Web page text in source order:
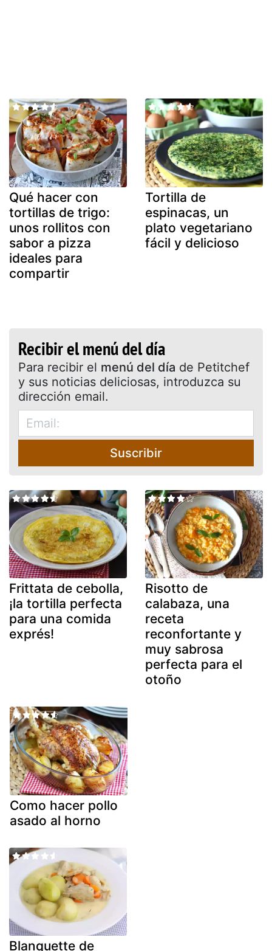
Qué hacer con
tortillas de trigo:
unos rollitos con
sabor a pizza
ideales para
compartir
Tortilla de
espinacas, un
plato vegetariano
fácil y delicioso
Recibir el menú del día
Para recibir el menú del día de Petitchef
y sus noticias deliciosas, introduzca su
dirección email.
Suscribir
Frittata de cebolla,
¡la tortilla perfecta
para una comida
exprés!
Risotto de
calabaza, una
receta
reconfortante y
muy sabrosa
perfecta para el
otoño
Como hacer pollo
asado al horno
Blanquette de